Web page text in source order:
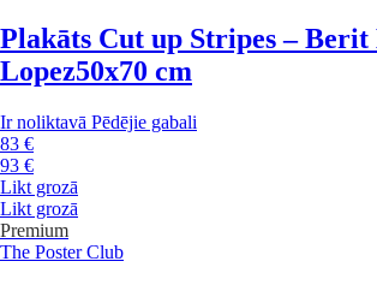
Plakāts Cut up Stripes – Berit
Lopez50x70 cm
Ir noliktavā Pēdējie gabali
83 €
93 €
Likt grozā
Likt grozā
Premium
The Poster Club